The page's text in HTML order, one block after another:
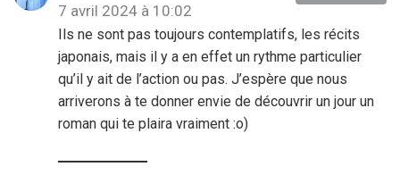
7 avril 2024 à 10:02
Ils ne sont pas toujours contemplatifs, les récits
japonais, mais il y a en effet un rythme particulier
qu’il y ait de l’action ou pas. J’espère que nous
arriverons à te donner envie de découvrir un jour un
roman qui te plaira vraiment :o)